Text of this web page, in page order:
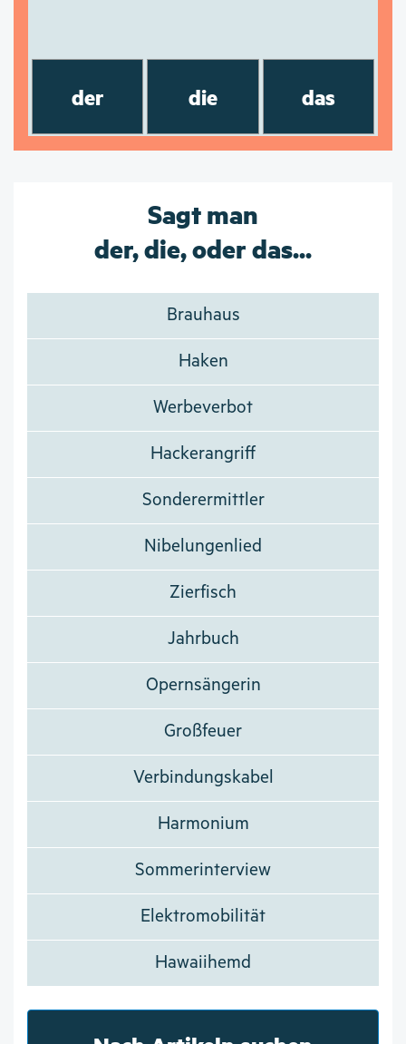
der die das
Sagt man
der, die, oder das...
Brauhaus
Haken
Werbeverbot
Hackerangriff
Sonderermittler
Nibelungenlied
Zierfisch
Jahrbuch
Opernsängerin
Großfeuer
Verbindungskabel
Harmonium
Sommerinterview
Elektromobilität
Hawaiihemd